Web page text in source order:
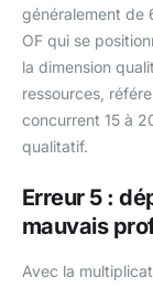
généralement de
OF qui se
la dimension
ressources,
concurrent 15 à
qualitatif.
Erreur 5 :
mauvais
Avec la